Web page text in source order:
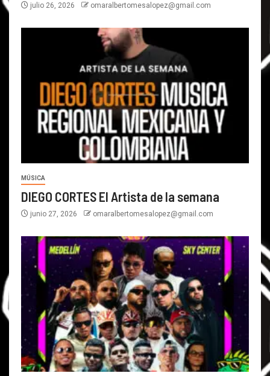
julio 26, 2026 omaralbertomesalopez@gmail.com
MÚSICA
DIEGO CORTES El Artista de la semana
junio 27, 2026 omaralbertomesalopez@gmail.com